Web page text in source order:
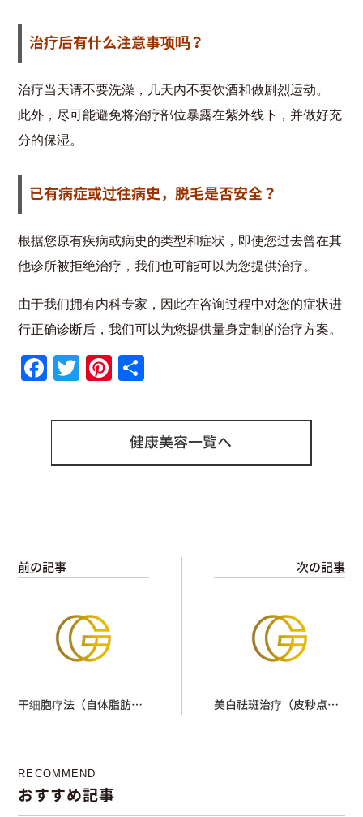
治疗后有什么注意事项吗？
治疗当天请不要洗澡，几天内不要饮酒和做剧烈运动。
此外，尽可能避免将治疗部位暴露在紫外线下，并做好充
分的保湿。
已有病症或过往病史，脱毛是否安全？
根据您原有疾病或病史的类型和症状，即使您过去曾在其
他诊所被拒绝治疗，我们也可能可以为您提供治疗。
由于我们拥有内科专家，因此在咨询过程中对您的症状进
行正确诊断后，我们可以为您提供量身定制的治疗方案。
Facebook
TwitterPinterest
健康美容一覧へ
前の記事
干细胞疗法（自体脂肪由
次の記事
美白祛斑治疗（皮秒点
RECOMMEND
おすすめ記事